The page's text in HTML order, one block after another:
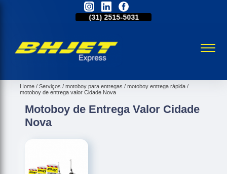
(31) 2515-5031
Home Serviços motoboy para entregas
motoboy entrega rápida
motoboy de entrega valor Cidade Nova
Motoboy de Entrega Valor Cidade
Nova